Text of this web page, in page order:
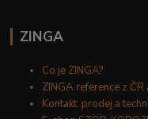
ZINGA
Co je ZINGA?
ZINGA reference z ČR
Kontakt: prodej a